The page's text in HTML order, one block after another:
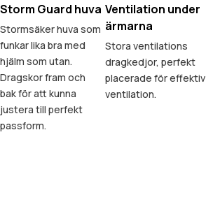
Storm Guard huva
Stormsäker huva som
funkar lika bra med
hjälm som utan.
Dragskor fram och
bak för att kunna
justera till perfekt
passform.
Ventilation under
ärmarna
Stora ventilations
dragkedjor, perfekt
placerade för effektiv
ventilation.